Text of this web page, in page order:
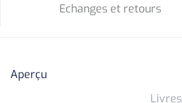
Echanges et retours
Aperçu
Livres